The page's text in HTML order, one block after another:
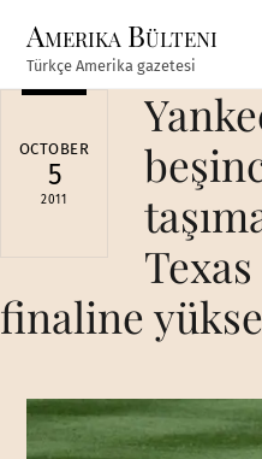
content
Amerika Bülteni
Türkçe Amerika gazetesi
OCTOBER
5
2011
finaline